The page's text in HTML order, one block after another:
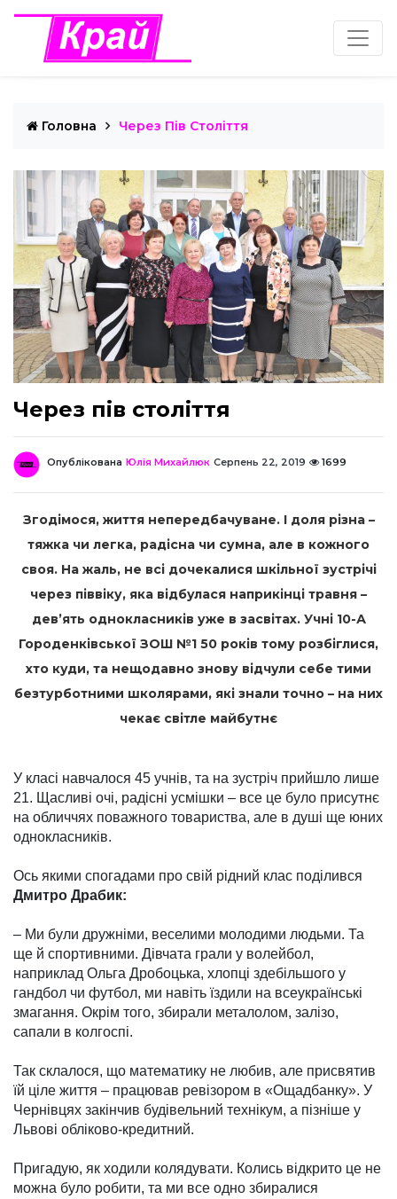
Головна Через Пів Століття
Через пів століття
Опублікована Юлія Михайлюк Серпень 22, 2019 1699
Згодімося, життя непередбачуване. І доля різна –
тяжка чи легка, радісна чи сумна, але в кожного
своя. На жаль, не всі дочекалися шкільної зустрічі
через піввіку, яка відбулася наприкінці травня –
дев’ять однокласників уже в засвітах. Учні 10-А
Горо­ден­ків­ської ЗОШ №1 50 років тому розбіглися,
хто куди, та нещодавно знову відчули себе тими
безтурботними школярами, які знали точно – на них
чекає світле майбутнє
У класі навчалося 45 учнів, та на зустріч прийшло лише
21. Щасливі очі, радісні усмішки – все це було присутнє
на обличчях поважного товариства, але в душі ще юних
однокласників.
Ось якими спогадами про свій рідний клас поділився
Дмитро Драбик:
– Ми були дружніми, весе­лими молодими людьми. Та
ще й спортивними. Дівчата грали у волейбол,
наприклад Ольга Дробоцька, хлопці здебільшого у
гандбол чи футбол, ми навіть їздили на всеукраїнські
зма­гання. Окрім того, збирали металолом, залізо,
сапали в колгоспі.
Так склалося, що мате­матику не любив, але присвятив
їй ціле життя – працював реві­зором в «Ощадбанку». У
Чер­нівцях закінчив будівельний технікум, а пізніше у
Львові обліково-кредитний.
Пригадую, як ходили коля­дувати. Колись відкрито це не
можна було робити, та ми все одно збиралися